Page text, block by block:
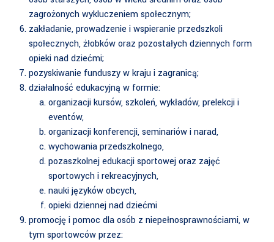
zagrożonych wykluczeniem społecznym;
zakładanie, prowadzenie i wspieranie przedszkoli
społecznych, żłobków oraz pozostałych dziennych form
opieki nad dziećmi;
pozyskiwanie funduszy w kraju i zagranicą;
działalność edukacyjną w formie:
organizacji kursów, szkoleń, wykładów, prelekcji i
eventów,
organizacji konferencji, seminariów i narad,
wychowania przedszkolnego,
pozaszkolnej edukacji sportowej oraz zajęć
sportowych i rekreacyjnych,
nauki języków obcych,
opieki dziennej nad dziećmi
promocję i pomoc dla osób z niepełnosprawnościami, w
tym sportowców przez: